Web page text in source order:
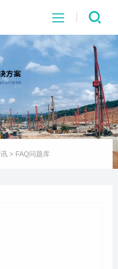
首页
中心
方案
案例
> FAQ问题库